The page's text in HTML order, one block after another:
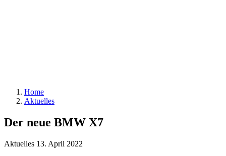
Home
Aktuelles
Der neue BMW X7
Aktuelles 13. April 2022